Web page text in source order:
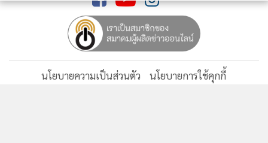
ภาค เช่น เราเคยไป จ.เชียงใหม่ มาแล้ว อาจมีไปภาคอีสาน ภาค
ใต้ ต้องรอติดตามกัน
อย่างไรก็ตาม น.ส.เฌอปราง กล่าวว่า ความท้าทายสเต็ปต่อไป คือ
การที่ค่อยๆ สร้างพวกเราให้ยิ่งใหญ่ขึ้นเรื่อยๆ เพราะว่าเรากำลัง
นโยบายความเป็นส่วนตัว
นโยบายการใช้คุกกี้